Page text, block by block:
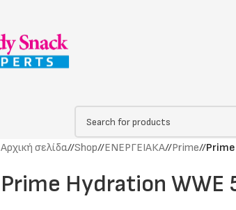
Αρχική σελίδα/ Shop/ ΕΝΕΡΓΕΙΑΚΑ/ Prime/
Prime Hydration WWE